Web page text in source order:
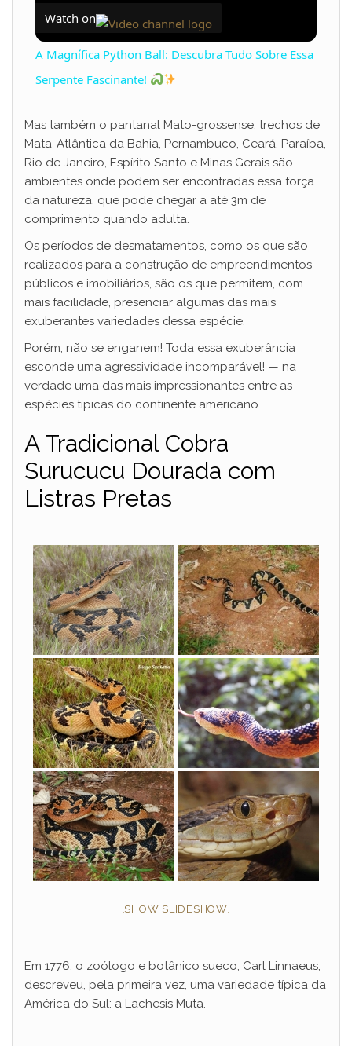
Watch on
A Magnífica Python Ball: Descubra Tudo Sobre Essa
Serpente Fascinante!
Mas também o pantanal Mato-grossense, trechos de
Mata-Atlântica da Bahia, Pernambuco, Ceará, Paraíba,
Rio de Janeiro, Espírito Santo e Minas Gerais são
ambientes onde podem ser encontradas essa força
da natureza, que pode chegar a até 3m de
comprimento quando adulta.
Os períodos de desmatamentos, como os que são
realizados para a construção de empreendimentos
públicos e imobiliários, são os que permitem, com
mais facilidade, presenciar algumas das mais
exuberantes variedades dessa espécie.
Porém, não se enganem! Toda essa exuberância
esconde uma agressividade incomparável! — na
verdade uma das mais impressionantes entre as
espécies típicas do continente americano.
A Tradicional Cobra
Surucucu Dourada com
Listras Pretas
[SHOW SLIDESHOW]
Em 1776, o zoólogo e botânico sueco, Carl Linnaeus,
descreveu, pela primeira vez, uma variedade típica da
América do Sul: a Lachesis Muta.